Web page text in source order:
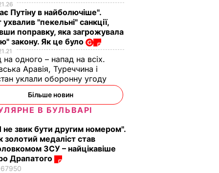
В УКРАЇНІ
Путіну в найболючіше".
"пекельні" санкції,
поправку, яка загрожувала
закону. Як це було
на одного – напад на всіх.
Аравія, Туреччина і
уклали оборонну угоду
Більше новин
В БУЛЬВАРІ
не звик бути другим номером".
золотий медаліст став
ЗСУ – найцікавіше
Драпатого
67950